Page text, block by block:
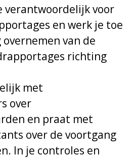
verantwoordelijk voor
en werk je toe
van de
richting
met
over
en praat met
over de voortgang
In je controles en